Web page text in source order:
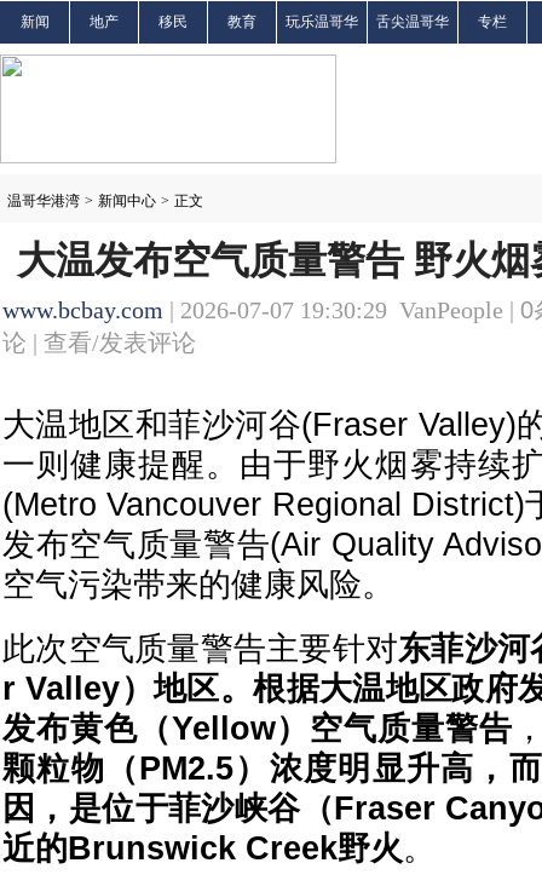
新闻 地产 移民 教育 玩乐温哥华 舌尖温哥华 专栏
温哥华港湾 > 新闻中心 > 正文
大温发布空气质量警告 野火
www.bcbay.com | 2026-07-07 19:30:29 VanPeople | 0
论 | 查看/发表评论
大温地区和菲沙河谷(Fraser Valley)
一则健康提醒。由于野火烟雾持续
(Metro Vancouver Regional District)
发布空气质量警告(Air Quality
空气污染带来的健康风险。
此次空气质量警告主要针对东菲沙
r Valley）地区。根据大温地区政府
发布黄色（Yellow）空气质量警告
颗粒物（PM2.5）浓度明显升高，
因，是位于菲沙峡谷（Fraser
近的Brunswick Creek野火。